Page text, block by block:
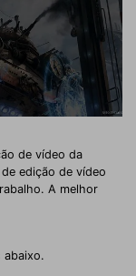
de vídeo da
edição de vídeo
A melhor
abaixo.